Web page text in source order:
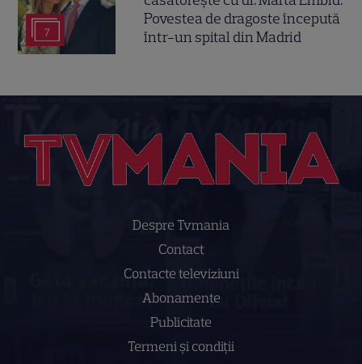
7
Povestea de dragoste începută
într-un spital din Madrid
Despre Tvmania
Contact
Contacte televiziuni
Abonamente
Publicitate
Termeni și condiții